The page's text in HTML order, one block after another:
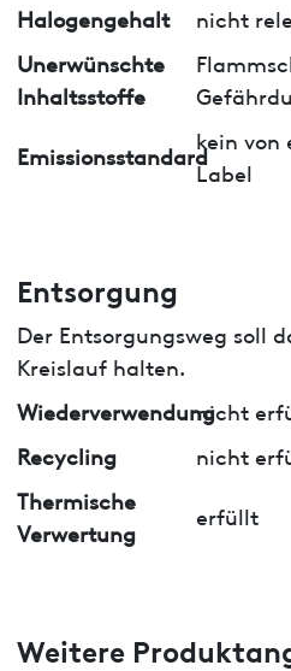
Halogengehalt
nicht
Unerwünschte
Inhaltsstoffe
Emissionsstandard
kein von
Label
Entsorgung
Der Entsorgungsweg soll
Kreislauf halten.
Wiederverwendungnicht
Recycling
nicht
Thermische
Verwertung
erfüllt
Weitere